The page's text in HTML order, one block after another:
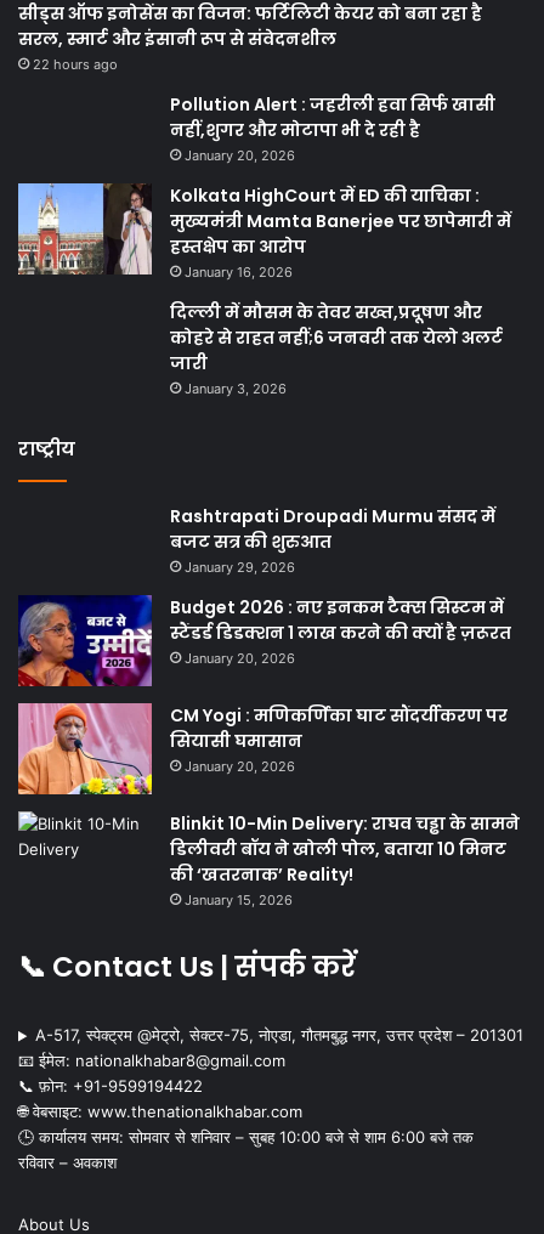
सीड्स ऑफ इनोसेंस का विजन: फर्टिलिटी केयर को बना रहा है
सरल, स्मार्ट और इंसानी रूप से संवेदनशील
22 hours ago
Pollution Alert : जहरीली हवा सिर्फ खासी
नहीं,शुगर और मोटापा भी दे रही है
January 20, 2026
Kolkata HighCourt में ED की याचिका :
मुख्यमंत्री Mamta Banerjee पर छापेमारी में
हस्तक्षेप का आरोप
January 16, 2026
दिल्ली में मौसम के तेवर सख्त,प्रदूषण और
कोहरे से राहत नहीं;6 जनवरी तक येलो अलर्ट
जारी
January 3, 2026
राष्ट्रीय
Rashtrapati Droupadi Murmu संसद में
बजट सत्र की शुरुआत
January 29, 2026
Budget 2026 : नए इनकम टैक्स सिस्टम में
स्टैंडर्ड डिडक्शन 1 लाख करने की क्यों है ज़रूरत
January 20, 2026
CM Yogi : मणिकर्णिका घाट सौंदर्यीकरण पर
सियासी घमासान
January 20, 2026
Blinkit 10-Min Delivery: राघव चड्ढा के सामने
डिलीवरी बॉय ने खोली पोल, बताया 10 मिनट
की ‘खतरनाक’ Reality!
January 15, 2026
📞 Contact Us | संपर्क करें
A-517, स्पेक्ट्रम @मेट्रो, सेक्टर-75, नोएडा, गौतमबुद्ध नगर, उत्तर प्रदेश – 201301
📧 ईमेल: nationalkhabar8@gmail.com
📞 फ़ोन: ‪+91-9599194422‬
🌐 वेबसाइट: www.thenationalkhabar.com
🕒 कार्यालय समय: सोमवार से शनिवार – सुबह 10:00 बजे से शाम 6:00 बजे तक
रविवार – अवकाश
About Us